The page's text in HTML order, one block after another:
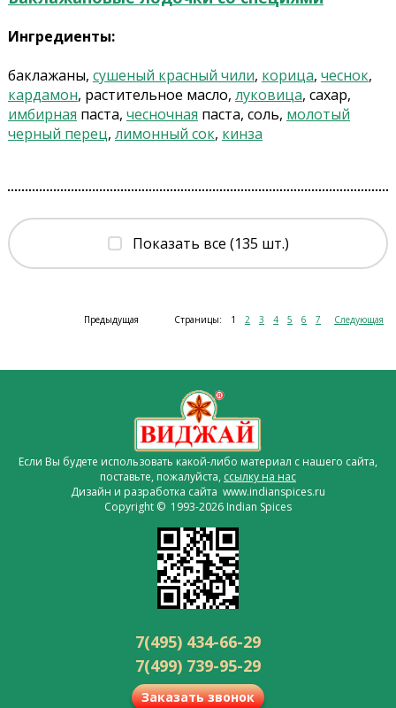
Ингредиенты:
баклажаны, сушеный красный чили, корица, чеснок,
кардамон, растительное масло, луковица, сахар,
имбирная паста, чесночная паста, соль, молотый
черный перец, лимонный сок, кинза
Показать все (135 шт.)
Предыдущая Страницы: 1 2 3 4 5 6 7 Следующая
Если Вы будете использовать какой-либо материал с нашего сайта,
поставьте, пожалуйста, ссылку на нас
Дизайн и разработка сайта www.indianspices.ru
Copyright © 1993-2026 Indian Spices
7(495) 434-66-29
7(499) 739-95-29
Заказать звонок